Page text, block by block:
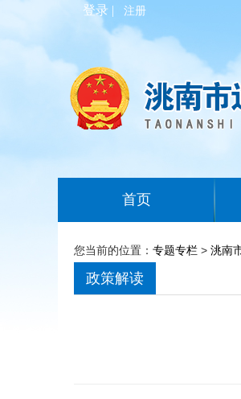
登录 | 注册
首页
您当前的位置： 专题专栏 > 洮南
政策解读